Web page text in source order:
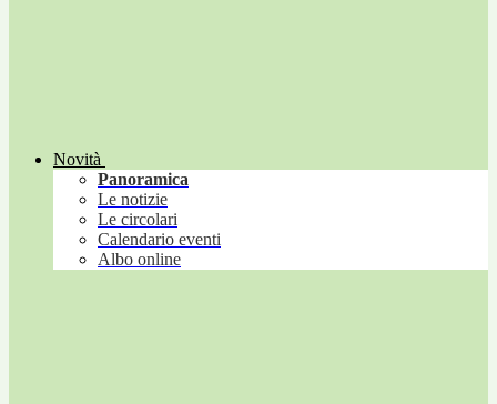
Novità
Panoramica
Le notizie
Le circolari
Calendario eventi
Albo online